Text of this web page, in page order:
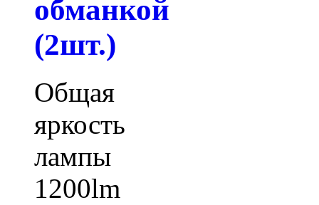
обманкой
(2шт.)
Общая
яркость
лампы
1200lm